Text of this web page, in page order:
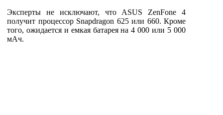
Эксперты не исключают, что ASUS ZenFone 4
получит процессор Snapdragon 625 или 660. Кроме
того, ожидается и емкая батарея на 4 000 или 5 000
мАч.